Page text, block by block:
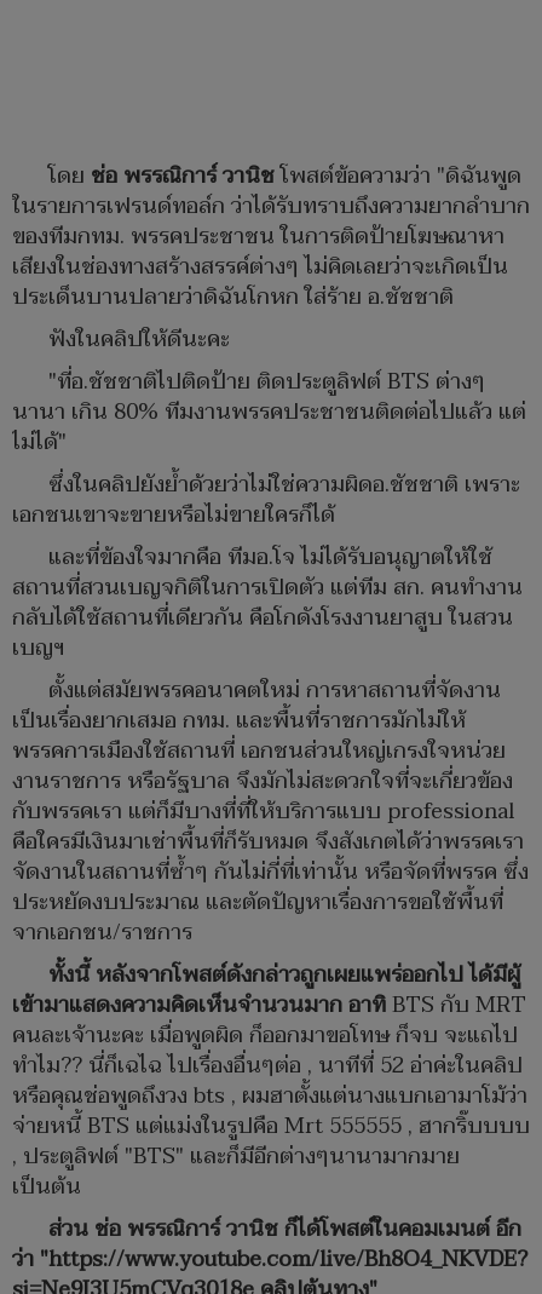
โดย ช่อ พรรณิการ์ วานิชโพสต์ข้อความว่า "ดิฉันพูด
ในรายการเฟรนด์ทอล์ก ว่าได้รับทราบถึงความยากลำบาก
ของทีมกทม. พรรคประชาชน ในการติดป้ายโฆษณาหา
เสียงในช่องทางสร้างสรรค์ต่างๆ ไม่คิดเลยว่าจะเกิดเป็น
ประเด็นบานปลายว่าดิฉันโกหก ใส่ร้าย อ.ชัชชาติ
ฟังในคลิปให้ดีนะคะ
"ที่อ.ชัชชาติไปติดป้าย ติดประตูลิฟต์ BTS ต่างๆ
นานา เกิน 80% ทีมงานพรรคประชาชนติดต่อไปแล้ว แต่
ไม่ได้"
ซึ่งในคลิปยังย้ำด้วยว่าไม่ใช่ความผิดอ.ชัชชาติ เพราะ
เอกชนเขาจะขายหรือไม่ขายใครก็ได้
และที่ข้องใจมากคือ ทีมอ.โจ ไม่ได้รับอนุญาตให้ใช้
สถานที่สวนเบญจกิติในการเปิดตัว แต่ทีม สก. คนทำงาน
กลับได้ใช้สถานที่เดียวกัน คือโกดังโรงงานยาสูบ ในสวน
เบญฯ
ตั้งแต่สมัยพรรคอนาคตใหม่ การหาสถานที่จัดงาน
เป็นเรื่องยากเสมอ กทม. และพื้นที่ราชการมักไม่ให้
พรรคการเมืองใช้สถานที่ เอกชนส่วนใหญ่เกรงใจหน่วย
งานราชการ หรือรัฐบาล จึงมักไม่สะดวกใจที่จะเกี่ยวข้อง
กับพรรคเรา แต่ก็มีบางที่ที่ให้บริการแบบ professional
คือใครมีเงินมาเช่าพื้นที่ก็รับหมด จึงสังเกตได้ว่าพรรคเรา
จัดงานในสถานที่ซ้ำๆ กันไม่กี่ที่เท่านั้น หรือจัดที่พรรค ซึ่ง
ประหยัดงบประมาณ และตัดปัญหาเรื่องการขอใช้พื้นที่
จากเอกชน/ราชการ
ทั้งนี้ หลังจากโพสต์ดังกล่าวถูกเผยแพร่ออกไป ได้มีผู้
เข้ามาแสดงความคิดเห็นจำนวนมาก อาทิBTS กับ MRT
คนละเจ้านะคะ เมื่อพูดผิด ก็ออกมาขอโทษ ก็จบ จะแถไป
ทำไม?? นี่ก็เฉไฉ ไปเรื่องอื่นๆต่อ , นาทีที่ 52 อ่าค่ะในคลิป
หรือคุณช่อพูดถึงวง bts , ผมฮาตั้งแต่นางแบกเอามาโม้ว่า
จ่ายหนี้ BTS แต่แม่งในรูปคือ Mrt 555555 , ฮากริ๊บบบบ
, ประตูลิฟต์​ "BTS​" และก็มีอีกต่างๆนานามากมาย
เป็นต้น
ส่วน ช่อ พรรณิการ์ วานิช ก็ได้โพสต์ในคอมเมนต์ อีก
ว่า "https://www.youtube.com/live/Bh8O4_NKVDE?